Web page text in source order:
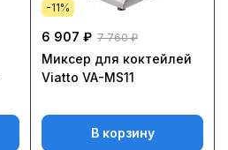
-11%
6 907 ₽ 7 760 ₽
Миксер для коктейлей
Viatto VA-MS11
В корзину